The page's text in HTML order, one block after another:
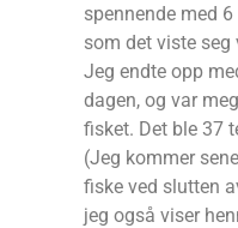
spennende med
som det viste
Jeg endte opp
dagen, og var
fisket. Det ble 37
(Jeg kommer
fiske ved slutten
jeg også viser